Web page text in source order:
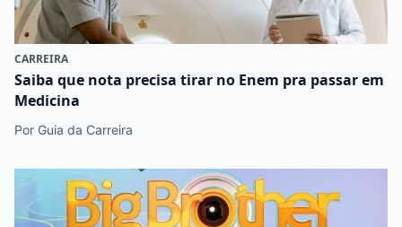
CARREIRA
Saiba que nota precisa tirar no Enem pra passar em
Medicina
Por Guia da Carreira